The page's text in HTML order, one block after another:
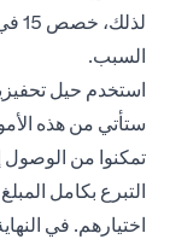
السبب.
استخدم حيل
تمكنوا من الوصول
التبرع بكامل
اختيارهم. في